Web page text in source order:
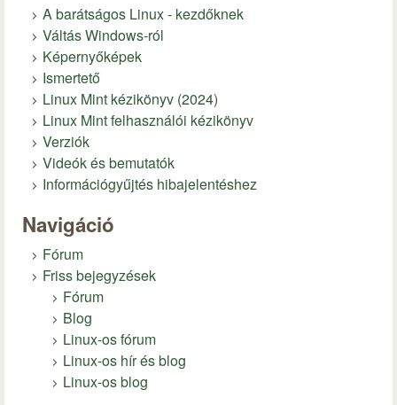
A barátságos Linux - kezdőknek
Váltás Windows-ról
Képernyőképek
Ismertető
Linux Mint kézikönyv (2024)
Linux Mint felhasználói kézikönyv
Verziók
Videók és bemutatók
Információgyűjtés hibajelentéshez
Navigáció
Fórum
Friss bejegyzések
Fórum
Blog
Linux-os fórum
Linux-os hír és blog
Linux-os blog